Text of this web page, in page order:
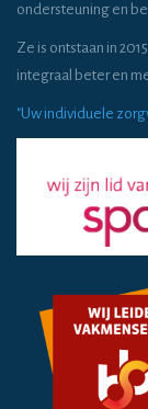
ondersteuning en
Ze is ontstaan in
integraal beter en
"Uw individuele